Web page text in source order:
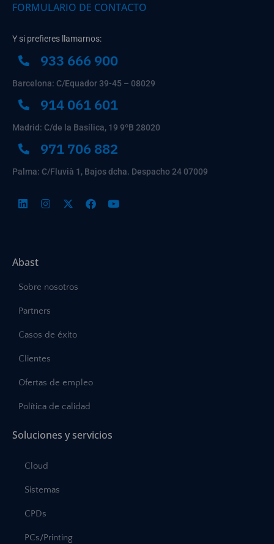
FORMULARIO DE CONTACTO
Y si prefieres llamarnos:
933 666 900
Barcelona: C/Equador 39-45 – 08029
914 061 601
Madrid: C/de la Basílica, 19 9ºB 28020
971 706 882
Palma: C/Fluvià 1, Bajos dcha. Despacho 24 07009
Abast
Sobre nosotros
Partners
Casos de éxito
Clientes
Ofertas de empleo
Política de calidad
Soluciones y servicios
Cloud
Sistemas
CPDs
PCs/Printing